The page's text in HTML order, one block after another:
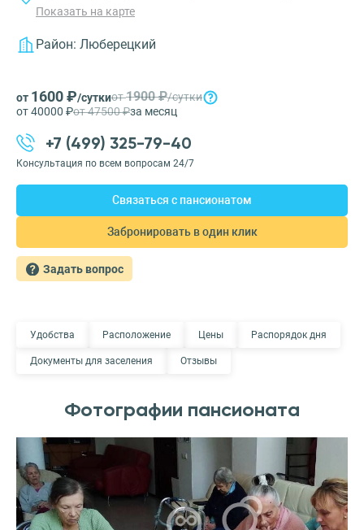
Показать на карте
Район: Люберецкий
от 1600 ₽/суткиот1900 ₽/сутки
от 40000 ₽от 47500 ₽за месяц
+7 (499) 325-79-40
Консультация по всем вопросам 24/7
Связаться с пансионатом
Забронировать в один клик
Задать вопрос
Удобства Расположение Цены Распорядок дня
Документы для заселения Отзывы
Фотографии пансионата